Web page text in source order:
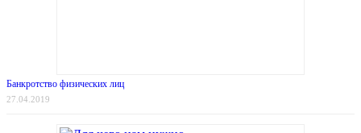
Банкротство физических лиц
27.04.2019